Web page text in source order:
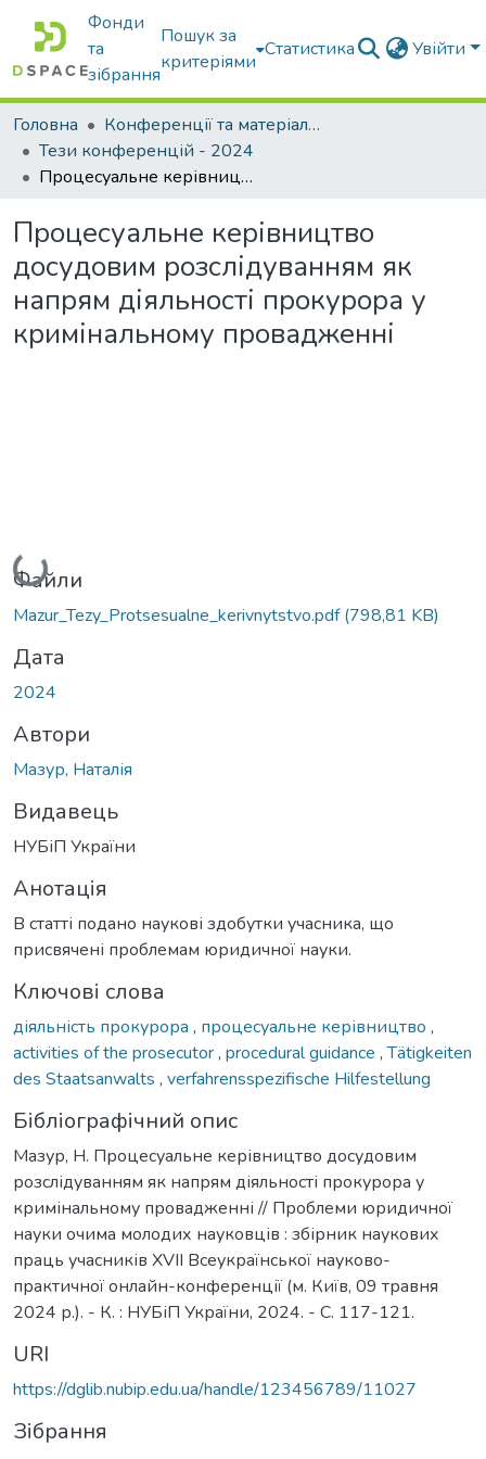
Фонди
та
зібрання
Пошук за
критеріями
Статистика Увійти
Головна
Конференції та матеріали конференцій
Тези конференцій - 2024
Процесуальне керівництво досудовим розслідуванням як напрям діяльності прокурора у кримінальному провадженні
Процесуальне керівництво
досудовим розслідуванням як
напрям діяльності прокурора у
кримінальному провадженні
Вантажиться...
Файли
Mazur_Tezy_Protsesualne_kerivnytstvo.pdf(798,81 KB)
Дата
2024
Автори
Мазур, Наталія
Видавець
НУБіП України
Анотація
В статті подано наукові здобутки учасника, що
присвячені проблемам юридичної науки.
Ключові слова
діяльність прокурора , процесуальне керівництво ,
activities of the prosecutor, procedural guidance ,Tätigkeiten
des Staatsanwalts , verfahrensspezifische Hilfestellung
Бібліографічний опис
Мазур, Н. Процесуальне керівництво досудовим
розслідуванням як напрям діяльності прокурора у
кримінальному провадженні // Проблеми юридичної
науки очима молодих науковців : збірник наукових
праць учасників ХVІI Всеукраїнської науково-
практичної онлайн-конференції (м. Київ, 09 травня
2024 р.). - К. : НУБіП України, 2024. - С. 117-121.
URI
https://dglib.nubip.edu.ua/handle/123456789/11027
Зібрання